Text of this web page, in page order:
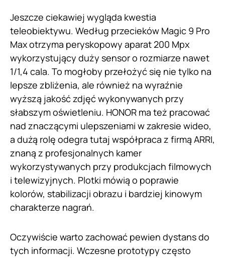
Jeszcze ciekawiej wygląda kwestia
teleobiektywu. Według przecieków Magic 9 Pro
Max otrzyma peryskopowy aparat 200 Mpx
wykorzystujący duży sensor o rozmiarze nawet
1/1,4 cala. To mogłoby przełożyć się nie tylko na
lepsze zbliżenia, ale również na wyraźnie
wyższą jakość zdjęć wykonywanych przy
słabszym oświetleniu. HONOR ma też pracować
nad znaczącymi ulepszeniami w zakresie wideo,
a dużą rolę odegra tutaj współpraca z firmą ARRI,
znaną z profesjonalnych kamer
wykorzystywanych przy produkcjach filmowych
i telewizyjnych. Plotki mówią o poprawie
kolorów, stabilizacji obrazu i bardziej kinowym
charakterze nagrań.
Oczywiście warto zachować pewien dystans do
tych informacji. Wczesne prototypy często